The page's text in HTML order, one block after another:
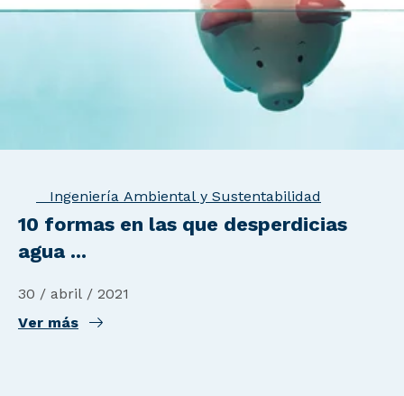
Ingeniería Ambiental y Sustentabilidad
10 formas en las que desperdicias
agua ...
30 / abril / 2021
Ver más